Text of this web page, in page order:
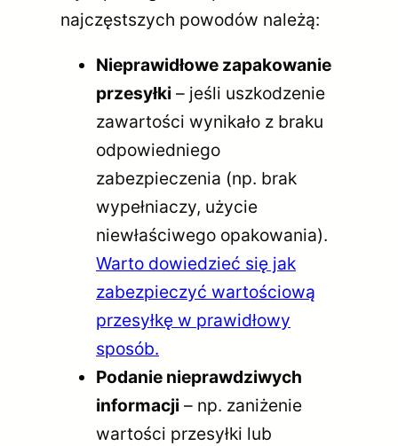
najczęstszych powodów należą:
Nieprawidłowe zapakowanie
przesyłki – jeśli uszkodzenie
zawartości wynikało z braku
odpowiedniego
zabezpieczenia (np. brak
wypełniaczy, użycie
niewłaściwego opakowania).
Warto dowiedzieć się jak
zabezpieczyć wartościową
przesyłkę w prawidłowy
sposób.
Podanie nieprawdziwych
informacji – np. zaniżenie
wartości przesyłki lub